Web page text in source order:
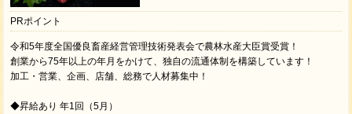
PRポイント
令和5年度全国優良畜産経営管理技術発表会で農林水産大臣賞受賞！
創業から75年以上の年月をかけて、独自の流通体制を構築しています！
加⼯・営業、企画、店舗、総務で人材募集中！
◆昇給あり 年1回（5月）